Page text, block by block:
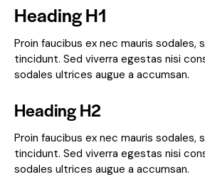
Heading H1
Proin faucibus ex nec mauris sodales,
tincidunt. Sed viverra egestas nisi
sodales ultrices augue a accumsan.
Heading H2
Proin faucibus ex nec mauris sodales,
tincidunt. Sed viverra egestas nisi
sodales ultrices augue a accumsan.